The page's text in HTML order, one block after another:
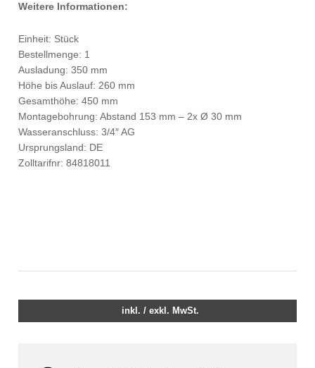
Weitere Informationen:
Einheit: Stück
Bestellmenge: 1
Ausladung: 350 mm
Höhe bis Auslauf: 260 mm
Gesamthöhe: 450 mm
Montagebohrung: Abstand 153 mm – 2x Ø 30 mm
Wasseranschluss: 3/4″ AG
Ursprungsland: DE
Zolltarifnr: 84818011
inkl. / exkl. MwSt.